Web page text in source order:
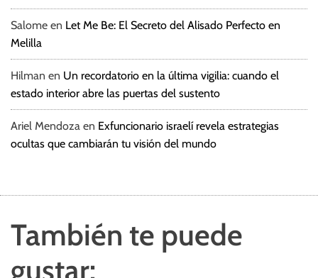
Salome en Let Me Be: El Secreto del Alisado Perfecto en
Melilla
Hilman en Un recordatorio en la última vigilia: cuando el
estado interior abre las puertas del sustento
Ariel Mendoza en Exfuncionario israelí revela estrategias
ocultas que cambiarán tu visión del mundo
También te puede
gustar: